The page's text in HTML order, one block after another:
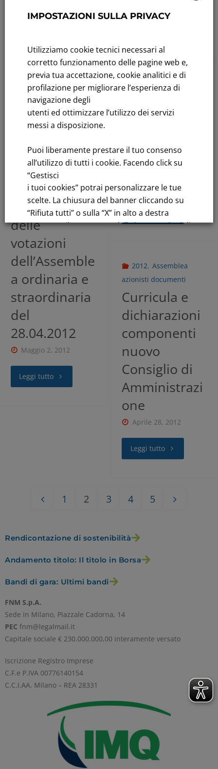
Gestione al
31 marzo
2012.
Maggio 15, 2012
Leggi tutto
2012,Comunicati
Resoconto al
Convocazione
CdA
Maggio 9, 2012
Leggi tutto
2012,
Assemblea
azionisti risultati
Rendiconto
sintetico
delle
votazioni
dell’Assemble
a ordinaria e
straordinaria
del
28.04.2012
Maggio 2, 2012
Leggi tutto
2012, Assemblea
azionisti documenti
Curricula e
dichiarazioni
componenti
nuovo
Consiglio di
Amministrazi
one
Aprile 28, 2012
Leggi tutto
1 2 3 4 5
Rendicontazione di sostenibilità
Andamento titolo: Il titolo in Borsa
Bandi di gara: Ultimi bandi
FNM S.p.A.
Sede in Milano, Piazzale Cadorna, 14
PEC fnm@legalmail.it
Capitale sociale € 230.000.000,00 interamente versato
Iscrizione Registro Imprese
C.F.e P.IVA 00776140154
C.C.I.AA. Milano – REA 28331
IMPOSTAZIONI SULLA PRIVACY
Utilizziamo cookie tecnici necessari al
corretto funzionamento delle pagine web e,
previa tua accettazione, cookie analitici e di
profilazione per migliorare l’esperienza di
navigazione degli
utenti ed ottimizzare l’utilizzo dei servizi
messi a disposizione.
Puoi liberamente prestare il tuo consenso
all’utilizzo di tutti i cookie. Facendo click su
“Gestisci
i tuoi cookies” potrai personalizzare le tue
scelte. La chiusura del banner cliccando su
“Rifiuta tutti” o sulla “X” in alto a destra
comporta il permanere delle impostazioni di
default e la continuazione della navigazione
in assenza di cookie o altri strumenti di
tracciamento diversi da quelli tecnici.
nostra
Informativa sui dati personali e cookie
privacy
GESTISCI I TUOI COOKIES
ACCETTA